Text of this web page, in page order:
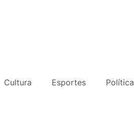
Cultura Esportes Política